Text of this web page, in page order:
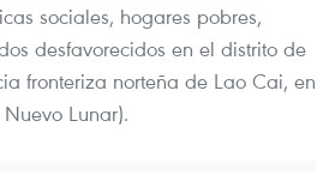
sociales, hogares pobres,
desfavorecidos en el distrito de
fronteriza norteña de Lao Cai, en
Lunar).